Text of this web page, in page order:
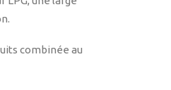
combinée au